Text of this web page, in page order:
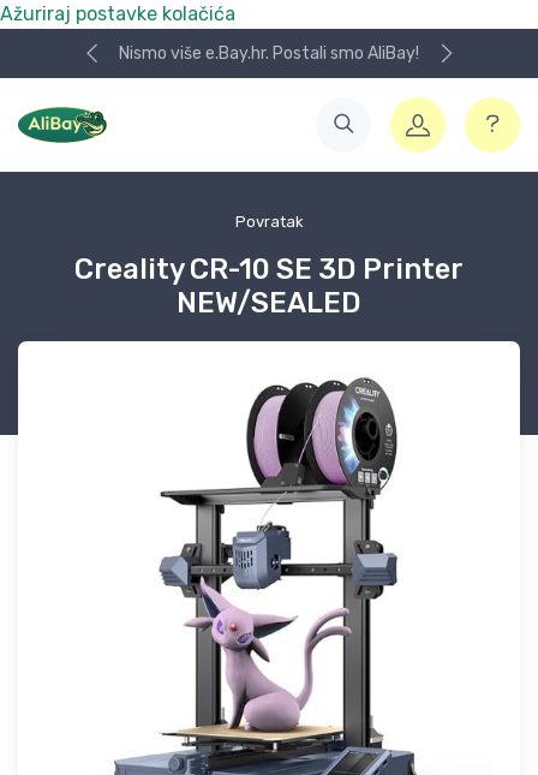
Ažuriraj postavke kolačića
Nismo više e.Bay.hr. Postali smo AliBay!
Povratak
Creality CR-10 SE 3D Printer
NEW/SEALED